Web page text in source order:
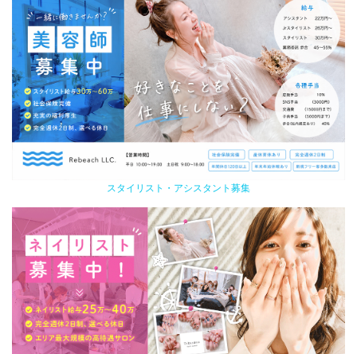
スタイリスト・アシスタント募集